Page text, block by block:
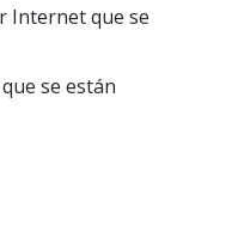
Internet que se
se están